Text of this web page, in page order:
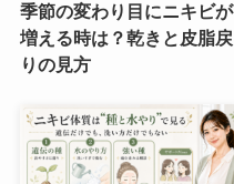
季節の変わり目にニキビが
増える時は？乾きと皮脂戻
りの見方